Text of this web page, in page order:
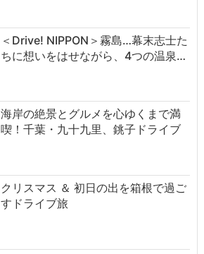
＜Drive! NIPPON＞霧島…幕末志士た
ちに想いをはせながら、4つの温泉…
海岸の絶景とグルメを心ゆくまで満
喫！千葉・九十九里、銚子ドライブ
クリスマス ＆ 初日の出を箱根で過ご
すドライブ旅